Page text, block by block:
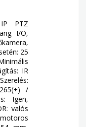
PTZ
I/O,
25
IR
/
Igen,
valós